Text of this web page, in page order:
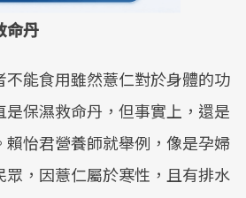
命丹
能食用雖然薏仁對於身體的功
保濕救命丹，但事實上，還是
賴怡君營養師就舉例，像是孕婦
，因薏仁屬於寒性，且有排水